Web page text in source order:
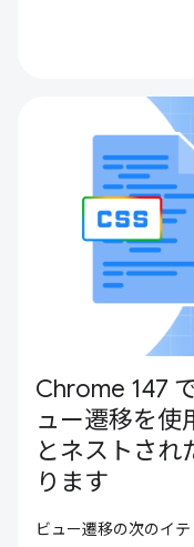
Chrome 147
ュー遷移を使
とネストされ
ります
ビュー遷移の次のイ